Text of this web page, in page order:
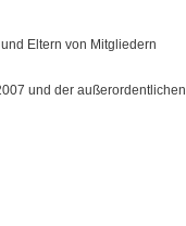
Eltern von Mitgliedern
und der außerordentlichen